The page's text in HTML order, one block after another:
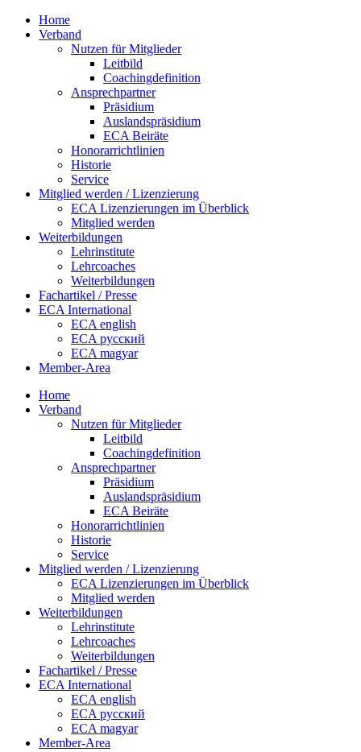
Home
Verband
Nutzen für Mitglieder
Leitbild
Coachingdefinition
Ansprechpartner
Präsidium
Auslandspräsidium
ECA Beiräte
Honorarrichtlinien
Historie
Service
Mitglied werden / Lizenzierung
ECA Lizenzierungen im Überblick
Mitglied werden
Weiterbildungen
Lehrinstitute
Lehrcoaches
Weiterbildungen
Fachartikel / Presse
ECA International
ECA english
ECA русский
ECA magyar
Member-Area
Home
Verband
Nutzen für Mitglieder
Leitbild
Coachingdefinition
Ansprechpartner
Präsidium
Auslandspräsidium
ECA Beiräte
Honorarrichtlinien
Historie
Service
Mitglied werden / Lizenzierung
ECA Lizenzierungen im Überblick
Mitglied werden
Weiterbildungen
Lehrinstitute
Lehrcoaches
Weiterbildungen
Fachartikel / Presse
ECA International
ECA english
ECA русский
ECA magyar
Member-Area